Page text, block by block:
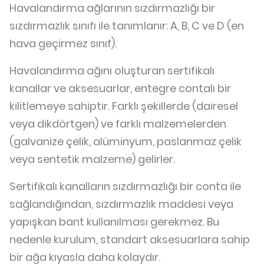
Havalandırma ağlarının sızdırmazlığı bir
sızdırmazlık sınıfı ile tanımlanır: A, B, C ve D (en
hava geçirmez sınıf).
Havalandırma ağını oluşturan sertifikalı
kanallar ve aksesuarlar, entegre contalı bir
kilitlemeye sahiptir. Farklı şekillerde (dairesel
veya dikdörtgen) ve farklı malzemelerden
(galvanize çelik, alüminyum, paslanmaz çelik
veya sentetik malzeme) gelirler.
Sertifikalı kanalların sızdırmazlığı bir conta ile
sağlandığından, sızdırmazlık maddesi veya
yapışkan bant kullanılması gerekmez. Bu
nedenle kurulum, standart aksesuarlara sahip
bir ağa kıyasla daha kolaydır.